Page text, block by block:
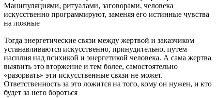
Манипуляциями, ритуалами, заговорами, человека
искусственно программируют, заменяя его истинные чувства
на ложные
Тогда энергетические связи между жертвой и заказчиком
устанавливаются искусственно, принудительно, путем
насилия над психикой и энергетикой человека. А сама жертва
выявить это вторжение и тем более, самостоятельно
«разорвать» эти искусственные связи не может.
Ответственность за это ложится на того, кому он нужен, и кто
будет за него бороться